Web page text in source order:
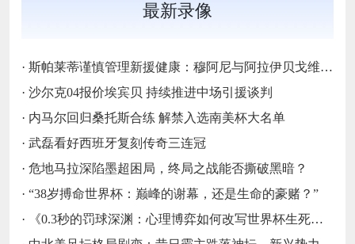
最新录像
· 斯帕莱蒂谨慎管理新援健康：穆阿尼与阿拉伊贝戈维奇缺席尤文热身赛的战略考量‌
· 沙尔克04报价埃宾贝 持续推进中场引援谈判
· 内马尔回归桑托斯合练 解禁入选南美杯大名单
· 武磊看好西班牙复刻传奇三连冠
· 危地马拉深陷墨超困局，终局之战能否撕破黑暗？
· “38岁搏命世界杯：巅峰的谢幕，还是生命的豪赌？”
·
《0.3秒的罚球深渊：心理博弈如何改写世界杯生死簿》